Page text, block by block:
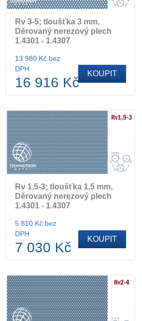
Rv 3-5; tloušťka 3 mm,
Děrovaný nerezový plech
1.4301 - 1.4307
13 980 Kč bez
DPH
16 916 Kč
KOUPIT
Rv 1,5-3; tloušťka 1,5 mm,
Děrovaný nerezový plech
1.4301 - 1.4307
5 810 Kč bez
DPH
7 030 Kč
KOUPIT